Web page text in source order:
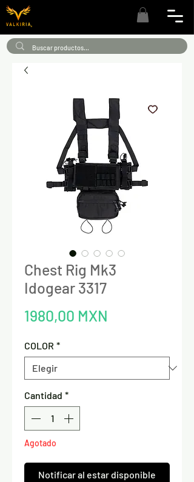
Chest Rig Mk3
Idogear 3317
1980,00 MXN
COLOR *
Cantidad *
Agotado
Notificar al estar disponible